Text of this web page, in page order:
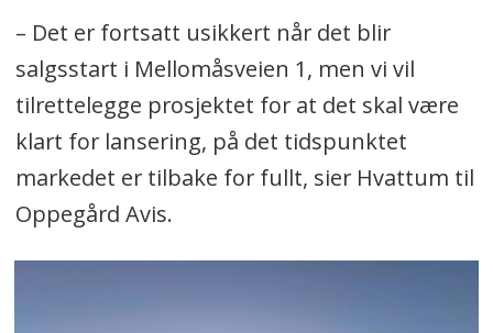
– Det er fortsatt usikkert når det blir
salgsstart i Mellomåsveien 1, men vi vil
tilrettelegge prosjektet for at det skal være
klart for lansering, på det tidspunktet
markedet er tilbake for fullt, sier Hvattum til
Oppegård Avis.